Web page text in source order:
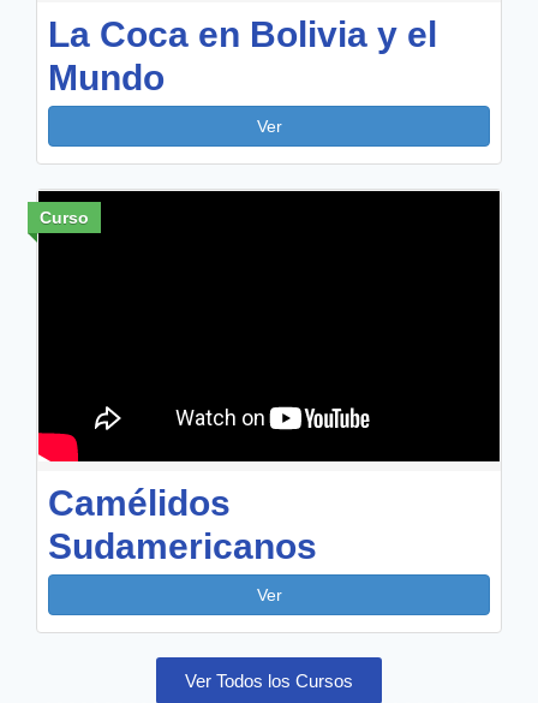
La Coca en Bolivia y el
Mundo
Ver
Curso
Camélidos
Sudamericanos
Ver
Ver Todos los Cursos